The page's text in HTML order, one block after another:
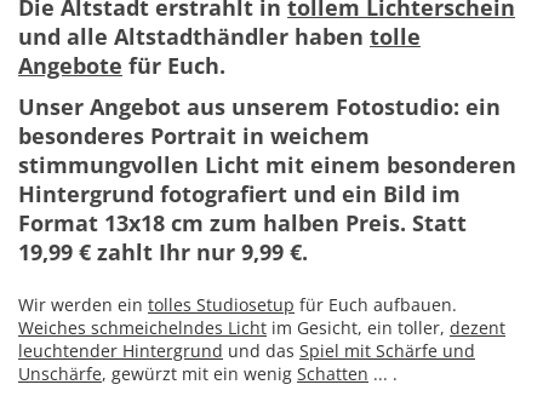
Die Altstadt erstrahlt in tollem Lichterschein
und alle Altstadthändler haben tolle
Angebote für Euch.
Unser Angebot aus unserem Fotostudio: ein
besonderes Portrait in weichem
stimmungvollen Licht mit einem besonderen
Hintergrund fotografiert und ein Bild im
Format 13x18 cm zum halben Preis. Statt
19,99 € zahlt Ihr nur 9,99 €.
Wir werden ein tolles Studiosetup für Euch aufbauen.
Weiches schmeichelndes Licht im Gesicht, ein toller, dezent
leuchtender Hintergrund und das Spiel mit Schärfe und
Unschärfe, gewürzt mit ein wenig Schatten ... .